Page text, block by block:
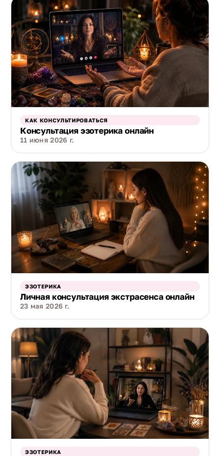
КАК КОНСУЛЬТИРОВАТЬСЯ
Консультация эзотерика онлайн
11 июня 2026 г.
ЭЗОТЕРИКА
Личная консультация экстрасенса онлайн
23 мая 2026 г.
ЭЗОТЕРИКА